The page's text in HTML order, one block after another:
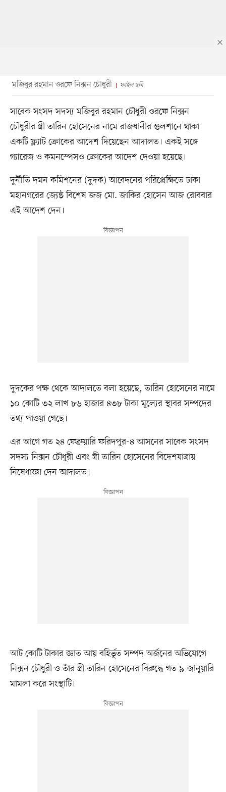
মজিবুর রহমান ওরফে নিক্সন চৌধুরী ফাইল ছবি
সাবেক সংসদ সদস্য মজিবুর রহমান চৌধুরী ওরফে নিক্সন
চৌধুরীর স্ত্রী তারিন হোসেনের নামে রাজধানীর গুলশানে থাকা
একটি ফ্ল্যাট ক্রোকের আদেশ দিয়েছেন আদালত। একই সঙ্গে
গ্যারেজ ও কমনস্পেসও ক্রোকের আদেশ দেওয়া হয়েছে।
দুর্নীতি দমন কমিশনের (দুদক) আবেদনের পরিপ্রেক্ষিতে ঢাকা
মহানগরের জ্যেষ্ঠ বিশেষ জজ মো. জাকির হোসেন আজ রোববার
এই আদেশ দেন।
দুদকের পক্ষ থেকে আদালতে বলা হয়েছে, তারিন হোসেনের নামে
১০ কোটি ৩২ লাখ ৮৬ হাজার ৪৩৮ টাকা মূল্যের স্থাবর সম্পদের
তথ্য পাওয়া গেছে।
এর আগে গত ২৪ ফেব্রুয়ারি ফরিদপুর-৪ আসনের সাবেক সংসদ
সদস্য নিক্সন চৌধুরী এবং স্ত্রী তারিন হোসেনের বিদেশযাত্রায়
নিষেধাজ্ঞা দেন আদালত।
আট কোটি টাকার জ্ঞাত আয় বহির্ভূত সম্পদ অর্জনের অভিযোগে
নিক্সন চৌধুরী ও তাঁর স্ত্রী তারিন হোসেনের বিরুদ্ধে গত ৯ জানুয়ারি
মামলা করে সংস্থাটি।